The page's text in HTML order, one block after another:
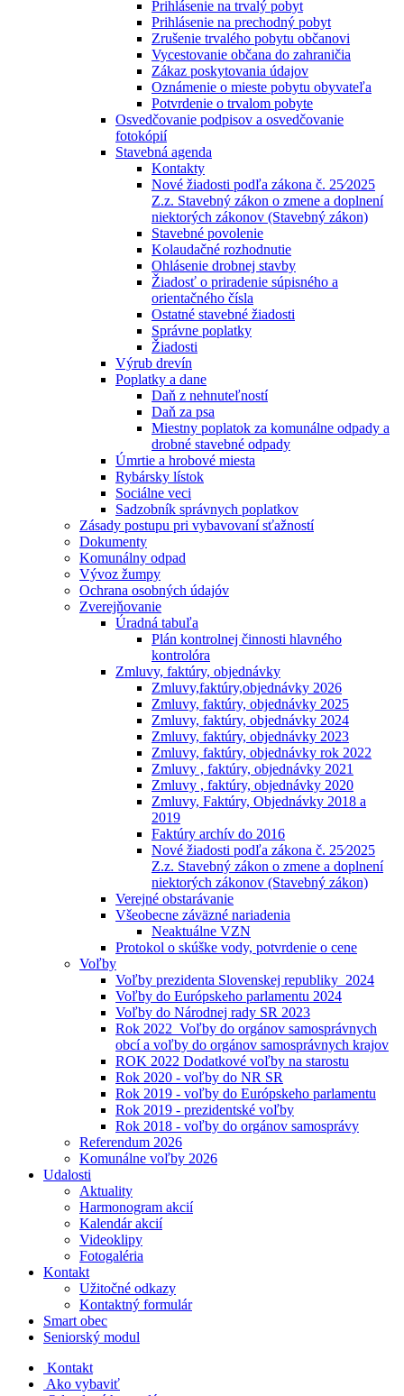
Prihlásenie na trvalý pobyt
Prihlásenie na prechodný pobyt
Zrušenie trvalého pobytu občanovi
Vycestovanie občana do zahraničia
Zákaz poskytovania údajov
Oznámenie o mieste pobytu obyvateľa
Potvrdenie o trvalom pobyte
Osvedčovanie podpisov a osvedčovanie
fotokópií
Stavebná agenda
Kontakty
Nové žiadosti podľa zákona č. 25⁄2025
Z.z. Stavebný zákon o zmene a doplnení
niektorých zákonov (Stavebný zákon)
Stavebné povolenie
Kolaudačné rozhodnutie
Ohlásenie drobnej stavby
Žiadosť o priradenie súpisného a
orientačného čísla
Ostatné stavebné žiadosti
Správne poplatky
Žiadosti
Výrub drevín
Poplatky a dane
Daň z nehnuteľností
Daň za psa
Miestny poplatok za komunálne odpady a
drobné stavebné odpady
Úmrtie a hrobové miesta
Rybársky lístok
Sociálne veci
Sadzobník správnych poplatkov
Zásady postupu pri vybavovaní sťažností
Dokumenty
Komunálny odpad
Vývoz žumpy
Ochrana osobných údajóv
Zverejňovanie
Úradná tabuľa
Plán kontrolnej činnosti hlavného
kontrolóra
Zmluvy, faktúry, objednávky
Zmluvy,faktúry,objednávky 2026
Zmluvy, faktúry, objednávky 2025
Zmluvy, faktúry, objednávky 2024
Zmluvy, faktúry, objednávky 2023
Zmluvy, faktúry, objednávky rok 2022
Zmluvy , faktúry, objednávky 2021
Zmluvy , faktúry, objednávky 2020
Zmluvy, Faktúry, Objednávky 2018 a
2019
Faktúry archív do 2016
Nové žiadosti podľa zákona č. 25⁄2025
Z.z. Stavebný zákon o zmene a doplnení
niektorých zákonov (Stavebný zákon)
Verejné obstarávanie
Všeobecne záväzné nariadenia
Neaktuálne VZN
Protokol o skúške vody, potvrdenie o cene
Voľby
Voľby prezidenta Slovenskej republiky_2024
Voľby do Európskeho parlamentu 2024
Voľby do Národnej rady SR 2023
Rok 2022_Voľby do orgánov samosprávnych
obcí a voľby do orgánov samosprávnych krajov
ROK 2022 Dodatkové voľby na starostu
Rok 2020 - voľby do NR SR
Rok 2019 - voľby do Európskeho parlamentu
Rok 2019 - prezidentské voľby
Rok 2018 - voľby do orgánov samosprávy
Referendum 2026
Komunálne voľby 2026
Udalosti
Aktuality
Harmonogram akcií
Kalendár akcií
Videoklipy
Fotogaléria
Kontakt
Užitočné odkazy
Kontaktný formulár
Smart obec
Seniorský modul
Kontakt
Ako vybaviť